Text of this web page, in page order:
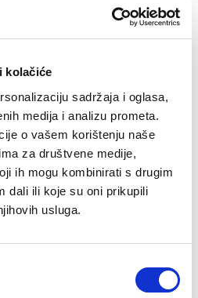
kolačiće
sadržaja i oglasa,
medija i analizu prometa.
o vašem korištenju naše
za društvene medije,
ih mogu kombinirati s drugim
dali ili koje su oni prikupili
usluga.
48 C
U KORPU